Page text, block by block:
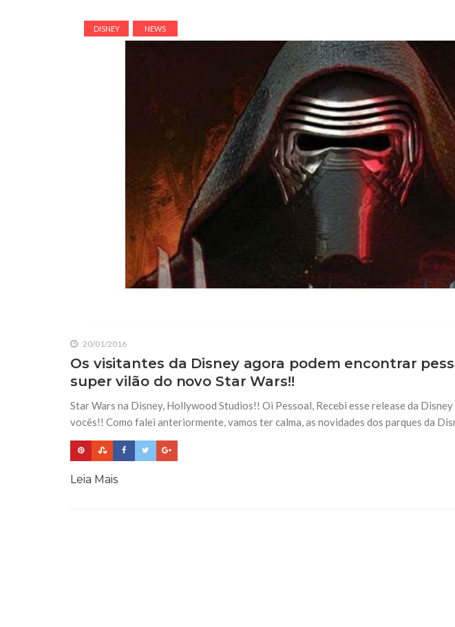
DISNEY NEWS
20/01/2016
Os visitantes da Disney agora podem encontrar
super vilão do novo Star Wars!!
Star Wars na Disney, Hollywood Studios!! Oi Pessoal, Recebi esse release da
vocês!! Como falei anteriormente, vamos ter calma, as novidades dos parques da
Leia Mais